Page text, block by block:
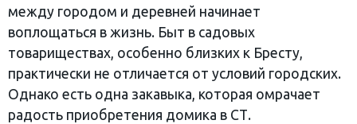
между городом и деревней начинает
воплощаться в жизнь. Быт в садовых
товариществах, особенно близких к Бресту,
практически не отличается от условий городских.
Однако есть одна закавыка, которая омрачает
радость приобретения домика в СТ.